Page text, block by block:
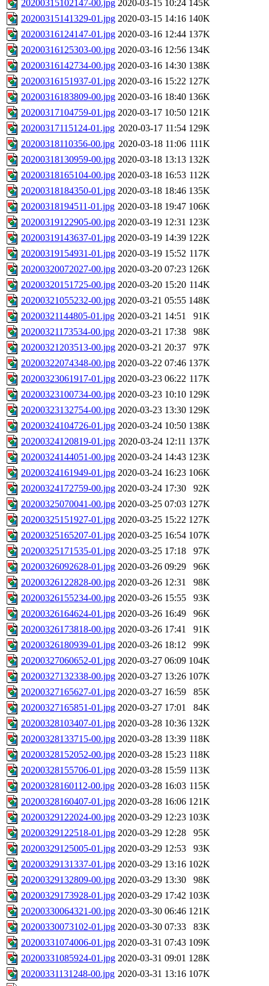
20200315102147-00.jpg 2020-03-15 10:24 145K
20200315141329-01.jpg 2020-03-15 14:16 140K
20200316124147-01.jpg 2020-03-16 12:44 137K
20200316125303-00.jpg 2020-03-16 12:56 134K
20200316142734-00.jpg 2020-03-16 14:30 138K
20200316151937-01.jpg 2020-03-16 15:22 127K
20200316183809-00.jpg 2020-03-16 18:40 136K
20200317104759-01.jpg 2020-03-17 10:50 121K
20200317115124-01.jpg 2020-03-17 11:54 129K
20200318110356-00.jpg 2020-03-18 11:06 111K
20200318130959-00.jpg 2020-03-18 13:13 132K
20200318165104-00.jpg 2020-03-18 16:53 112K
20200318184350-01.jpg 2020-03-18 18:46 135K
20200318194511-01.jpg 2020-03-18 19:47 106K
20200319122905-00.jpg 2020-03-19 12:31 123K
20200319143637-01.jpg 2020-03-19 14:39 122K
20200319154931-01.jpg 2020-03-19 15:52 117K
20200320072027-00.jpg 2020-03-20 07:23 126K
20200320151725-00.jpg 2020-03-20 15:20 114K
20200321055232-00.jpg 2020-03-21 05:55 148K
20200321144805-01.jpg 2020-03-21 14:51
91K
20200321173534-00.jpg 2020-03-21 17:38
98K
20200321203513-00.jpg 2020-03-21 20:37
97K
20200322074348-00.jpg 2020-03-22 07:46 137K
20200323061917-01.jpg 2020-03-23 06:22 117K
20200323100734-00.jpg 2020-03-23 10:10 129K
20200323132754-00.jpg 2020-03-23 13:30 129K
20200324104726-01.jpg 2020-03-24 10:50 138K
20200324120819-01.jpg 2020-03-24 12:11 137K
20200324144051-00.jpg 2020-03-24 14:43 123K
20200324161949-01.jpg 2020-03-24 16:23 106K
20200324172759-00.jpg 2020-03-24 17:30
92K
20200325070041-00.jpg 2020-03-25 07:03 127K
20200325151927-01.jpg 2020-03-25 15:22 127K
20200325165207-01.jpg 2020-03-25 16:54 107K
20200325171535-01.jpg 2020-03-25 17:18
97K
20200326092628-01.jpg 2020-03-26 09:29
96K
20200326122828-00.jpg 2020-03-26 12:31
98K
20200326155234-00.jpg 2020-03-26 15:55
93K
20200326164624-01.jpg 2020-03-26 16:49
96K
20200326173818-00.jpg 2020-03-26 17:41
91K
20200326180939-01.jpg 2020-03-26 18:12
99K
20200327060652-01.jpg 2020-03-27 06:09 104K
20200327132338-00.jpg 2020-03-27 13:26 107K
20200327165627-01.jpg 2020-03-27 16:59
85K
20200327165851-01.jpg 2020-03-27 17:01
84K
20200328103407-01.jpg 2020-03-28 10:36 132K
20200328133715-00.jpg 2020-03-28 13:39 118K
20200328152052-00.jpg 2020-03-28 15:23 118K
20200328155706-01.jpg 2020-03-28 15:59 113K
20200328160112-00.jpg 2020-03-28 16:03 115K
20200328160407-01.jpg 2020-03-28 16:06 121K
20200329122024-00.jpg 2020-03-29 12:23 103K
20200329122518-01.jpg 2020-03-29 12:28
95K
20200329125005-01.jpg 2020-03-29 12:53
93K
20200329131337-01.jpg 2020-03-29 13:16 102K
20200329132809-00.jpg 2020-03-29 13:30
98K
20200329173928-01.jpg 2020-03-29 17:42 103K
20200330064321-00.jpg 2020-03-30 06:46 121K
20200330073102-01.jpg 2020-03-30 07:33
83K
20200331074006-01.jpg 2020-03-31 07:43 109K
20200331085924-01.jpg 2020-03-31 09:01 128K
20200331131248-00.jpg 2020-03-31 13:16 107K